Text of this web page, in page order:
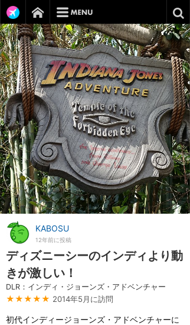
KABOSU
12年前に投稿
ディズニーシーのインディより動
きが激しい！
DLR：インディ・ジョーンズ・アドベンチャー
★★★★★ 2014年5月に訪問
初代インディージョーンズ・アドベンチャーに